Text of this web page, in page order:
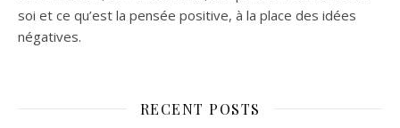
soi et ce qu’est la pensée positive, à la place des idées
négatives.
RECENT POSTS